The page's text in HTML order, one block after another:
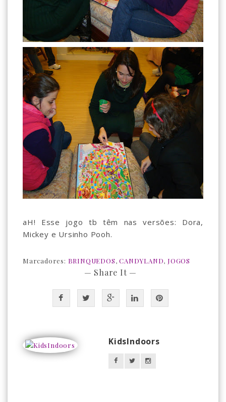
aH! Esse jogo tb têm nas versões: Dora,
Mickey e Ursinho Pooh.
Marcadores: BRINQUEDOS,CANDYLAND, JOGOS
— Share It —
KidsIndoors